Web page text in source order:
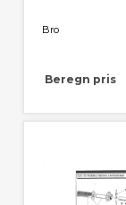
Bro
Beregn pris